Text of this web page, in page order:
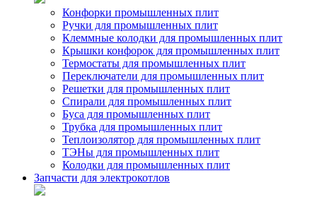
Конфорки промышленных плит
Ручки для промышленных плит
Клеммные колодки для промышленных плит
Крышки конфорок для промышленных плит
Термостаты для промышленных плит
Переключатели для промышленных плит
Решетки для промышленных плит
Спирали для промышленных плит
Буса для промышленных плит
Трубка для промышленных плит
Теплоизолятор для промышленных плит
ТЭНы для промышленных плит
Колодки для промышленных плит
Запчасти для электрокотлов